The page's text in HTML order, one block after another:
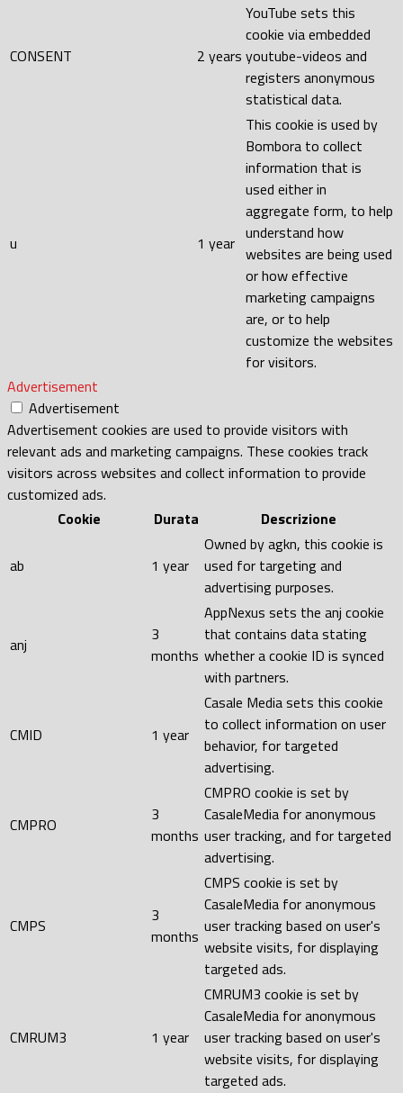
CONSENT 2 years
YouTube sets this
cookie via embedded
youtube-videos and
registers anonymous
statistical data.
u 1 year
This cookie is used by
Bombora to collect
information that is
used either in
aggregate form, to help
understand how
websites are being used
or how effective
marketing campaigns
are, or to help
customize the websites
for visitors.
Advertisement
Advertisement
Advertisement cookies are used to provide visitors with
relevant ads and marketing campaigns. These cookies track
visitors across websites and collect information to provide
customized ads.
Cookie
Durata Descrizione
ab 1 year
Owned by agkn, this cookie is
used for targeting and
advertising purposes.
anj
3
months
AppNexus sets the anj cookie
that contains data stating
whether a cookie ID is synced
with partners.
CMID 1 year
Casale Media sets this cookie
to collect information on user
behavior, for targeted
advertising.
CMPRO
3
months
CMPRO cookie is set by
CasaleMedia for anonymous
user tracking, and for targeted
advertising.
CMPS
3
months
CMPS cookie is set by
CasaleMedia for anonymous
user tracking based on user's
website visits, for displaying
targeted ads.
CMRUM3 1 year
CMRUM3 cookie is set by
CasaleMedia for anonymous
user tracking based on user's
website visits, for displaying
targeted ads.